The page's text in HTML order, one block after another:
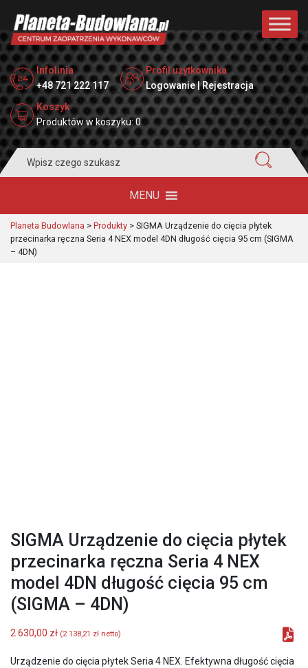
Infolinia
+48 721 222 117
Profil użytkownika
Logowanie | Rejestracja
Koszyk
Produktów w koszyku: 0
for:
MENU
Planeta Budowlana > Produkty > SIGMA Urządzenie do cięcia płytek
przecinarka ręczna Seria 4 NEX model 4DN długość cięcia 95 cm (SIGMA
– 4DN)
SIGMA Urządzenie do cięcia płytek
przecinarka ręczna Seria 4 NEX
model 4DN długość cięcia 95 cm
(SIGMA – 4DN)
2 630,00 zł (2 138,21 zł netto)
Urządzenie do cięcia płytek Seria 4 NEX. Efektywna długość cięcia